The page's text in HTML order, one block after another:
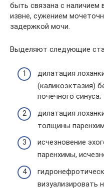
быть связана с наличием
извне, сужением
задержкой мочи.
Выделяют следующие
дилатация
(каликоэктазия)
почечного синуса;
дилатация
толщины
исчезновение
паренхимы,
визуализировать